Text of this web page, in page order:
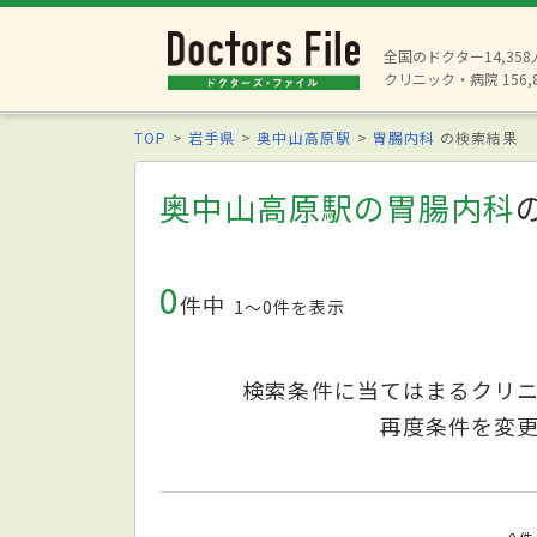
全国のドクター14,358
クリニック・病院
TOP 岩手県 奥中山高原駅 胃腸内科 の検索結果
奥中山高原駅の胃腸内科
0件中 1〜0件を表示
検索条件に当てはまるクリ
再度条件を変